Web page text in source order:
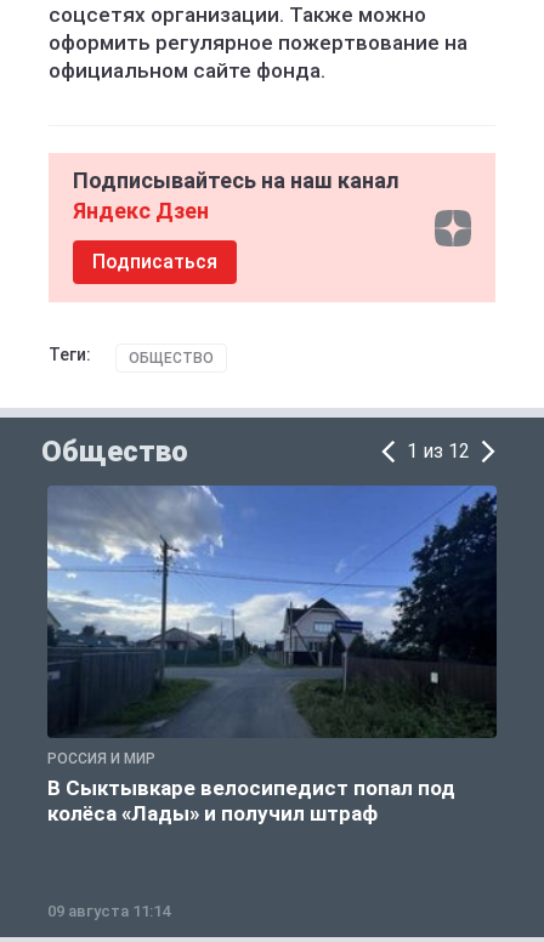
соцсетях организации. Также можно
оформить регулярное пожертвование на
официальном сайте фонда.
Подписывайтесь на наш канал
Яндекс Дзен
Подписаться
Теги: ОБЩЕСТВО
Общество 1 из 12
РОССИЯ И МИР
В Сыктывкаре велосипедист попал под
колёса «Лады» и получил штраф
09 августа 11:14